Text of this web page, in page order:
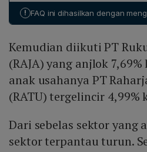
! FAQ ini dihasilkan dengan
Kemudian diikuti PT
(RAJA) yang anjlok 7,69%
anak usahanya PT
(RATU) tergelincir 4,99%
Dari sebelas sektor yang
sektor terpantau turun.